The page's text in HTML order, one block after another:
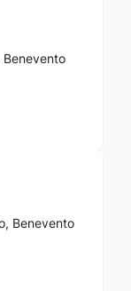
Benevento